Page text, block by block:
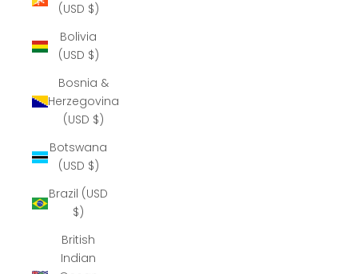
(USD $)
Bolivia
(USD $)
Bosnia &
Herzegovina
(USD $)
Botswana
(USD $)
Brazil (USD
$)
British
Indian